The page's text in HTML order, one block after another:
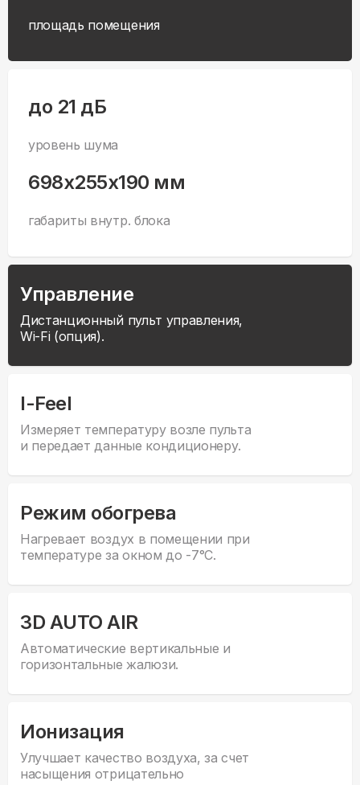
площадь помещения
до 21 дБ
уровень шума
698x255x190 мм
габариты внутр. блока
Управление
Дистанционный пульт управления,
Wi-Fi (опция).
I-Feel
Измеряет температуру возле пульта
и передает данные кондиционеру.
Режим обогрева
Нагревает воздух в помещении при
температуре за окном до -7°С.
3D AUTO AIR
Автоматические вертикальные и
горизонтальные жалюзи.
Ионизация
Улучшает качество воздуха, за счет
насыщения отрицательно